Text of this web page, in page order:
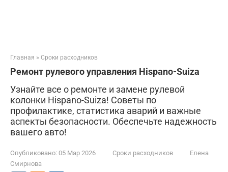
Главная » Сроки расходников
Ремонт рулевого управления Hispano-Suiza
Узнайте все о ремонте и замене рулевой
колонки Hispano-Suiza! Советы по
профилактике, статистика аварий и важные
аспекты безопасности. Обеспечьте надежность
вашего авто!
Опубликовано: 05 Мар 2026 Сроки расходников
Елена
Смирнова